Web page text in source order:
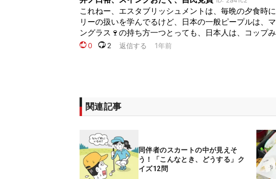
関連記事
同伴者のスカートの中が見えそ
う！「こんなとき、どうする」ク
イズ12問